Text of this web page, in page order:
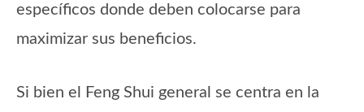
específicos donde deben colocarse para
maximizar sus beneficios.
Si bien el Feng Shui general se centra en la